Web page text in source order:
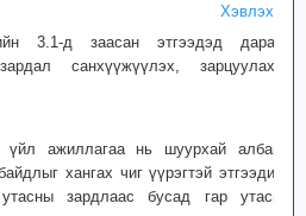
Хэвлэх
3.1-д заасан этгээдэд дараах
санхүүжүүлэх, зарцуулахыг
үйл ажиллагаа нь шуурхай албаны
хангах чиг үүрэгтэй этгээдийн
зардлаас бусад гар утасны